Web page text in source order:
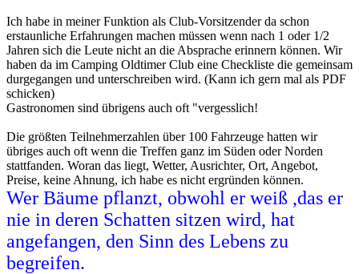
Ich habe in meiner Funktion als Club-Vorsitzender da schon
erstaunliche Erfahrungen machen müssen wenn nach 1 oder 1/2
Jahren sich die Leute nicht an die Absprache erinnern können. Wir
haben da im Camping Oldtimer Club eine Checkliste die gemeinsam
durgegangen und unterschreiben wird. (Kann ich gern mal als PDF
schicken)
Gastronomen sind übrigens auch oft "vergesslich!
Die größten Teilnehmerzahlen über 100 Fahrzeuge hatten wir
übriges auch oft wenn die Treffen ganz im Süden oder Norden
stattfanden. Woran das liegt, Wetter, Ausrichter, Ort, Angebot,
Preise, keine Ahnung, ich habe es nicht ergründen können.
Wer Bäume pflanzt, obwohl er weiß ,das er
nie in deren Schatten sitzen wird, hat
angefangen, den Sinn des Lebens zu
begreifen.